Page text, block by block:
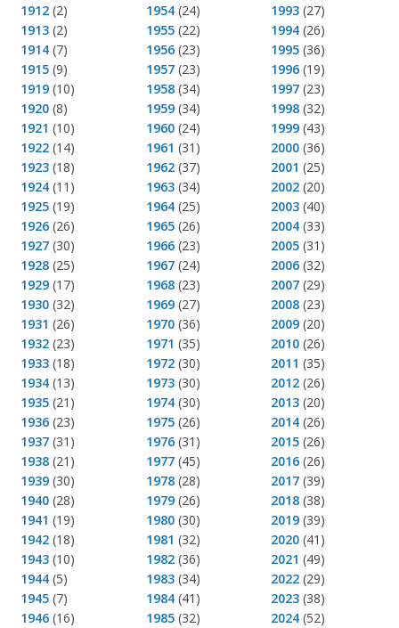
1912 (2)
1913 (2)
1914 (7)
1915 (9)
1919 (10)
1920 (8)
1921 (10)
1922 (14)
1923 (18)
1924 (11)
1925 (19)
1926 (26)
1927 (30)
1928 (25)
1929 (17)
1930 (32)
1931 (26)
1932 (23)
1933 (18)
1934 (13)
1935 (21)
1936 (23)
1937 (31)
1938 (21)
1939 (30)
1940 (28)
1941 (19)
1942 (18)
1943 (10)
1944 (5)
1945 (7)
1946 (16)
1954(24)
1955(22)
1956(23)
1957(23)
1958(34)
1959(34)
1960(24)
1961 (31)
1962(37)
1963(34)
1964(25)
1965(26)
1966(23)
1967(24)
1968(23)
1969(27)
1970(36)
1971 (35)
1972(30)
1973(30)
1974(30)
1975(26)
1976(31)
1977(45)
1978(28)
1979(26)
1980(30)
1981 (32)
1982(36)
1983(34)
1984(41)
1985(32)
1993 (27)
1994 (26)
1995 (36)
1996 (19)
1997 (23)
1998 (32)
1999 (43)
2000 (36)
2001 (25)
2002 (20)
2003 (40)
2004 (33)
2005 (31)
2006 (32)
2007 (29)
2008 (23)
2009 (20)
2010 (26)
2011 (35)
2012 (26)
2013 (20)
2014 (26)
2015 (26)
2016 (26)
2017 (39)
2018 (38)
2019 (39)
2020 (41)
2021 (49)
2022 (29)
2023 (38)
2024 (52)